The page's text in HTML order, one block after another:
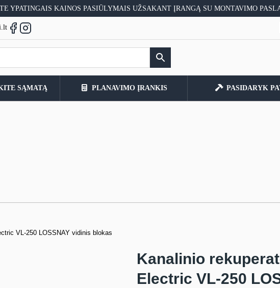
YPATINGAIS KAINOS PASIŪLYMAIS UŽSAKANT ĮRANGĄ SU MONTAVIMO
SĄMATĄ PLANAVIMO ĮRANKIS PASIDARYK
VL-250 LOSSNAY vidinis blokas
Kanalinio
Electric VL-250